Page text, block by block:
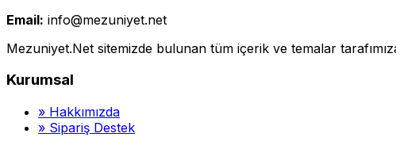
Email: info@mezuniyet.net
Mezuniyet.Net sitemizde bulunan tüm içerik ve temalar
Kurumsal
» Hakkımızda
» Sipariş Destek